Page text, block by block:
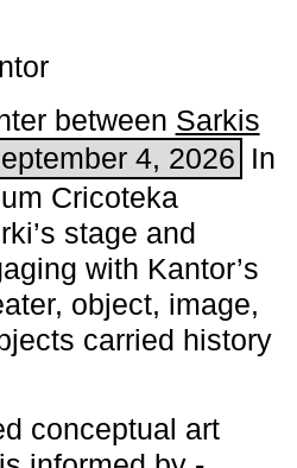
between Sarkis
4, 2026 In
Cricoteka
stage and
with Kantor’s
object, image,
carried history
conceptual art